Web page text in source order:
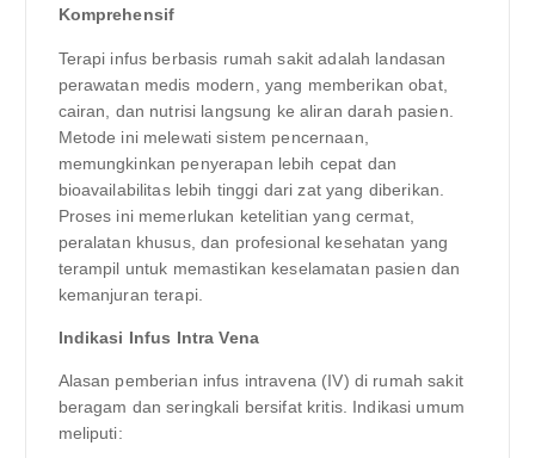
Komprehensif
Terapi infus berbasis rumah sakit adalah landasan
perawatan medis modern, yang memberikan obat,
cairan, dan nutrisi langsung ke aliran darah pasien.
Metode ini melewati sistem pencernaan,
memungkinkan penyerapan lebih cepat dan
bioavailabilitas lebih tinggi dari zat yang diberikan.
Proses ini memerlukan ketelitian yang cermat,
peralatan khusus, dan profesional kesehatan yang
terampil untuk memastikan keselamatan pasien dan
kemanjuran terapi.
Indikasi Infus Intra Vena
Alasan pemberian infus intravena (IV) di rumah sakit
beragam dan seringkali bersifat kritis. Indikasi umum
meliputi: